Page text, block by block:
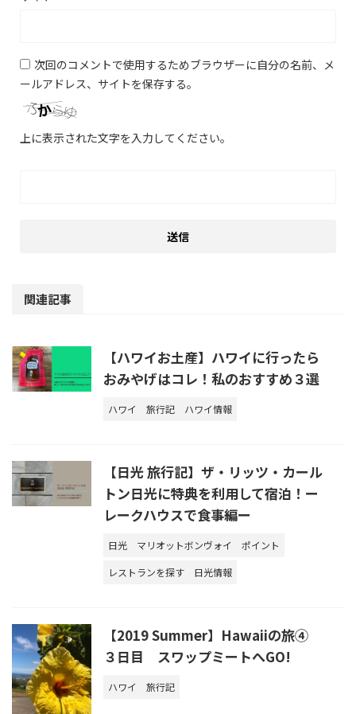
次回のコメントで使用するためブラウザーに自分の名前、メ
ールアドレス、サイトを保存する。
上に表示された文字を入力してください。
関連記事
【ハワイお土産】ハワイに行ったら
おみやげはコレ！私のおすすめ３選
ハワイ 旅行記 ハワイ情報
【日光 旅行記】ザ・リッツ・カール
トン日光に特典を利用して宿泊！ー
レークハウスで食事編ー
日光 マリオットボンヴォイ
ポイント
レストランを探す
日光情報
【2019 Summer】Hawaiiの旅④
３日目 スワップミートへGO!
ハワイ 旅行記